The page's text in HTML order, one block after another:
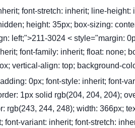
font-stretch: inherit; line-
height: 35px; box-sizing:
left;">211-3024 < style="margin:
font-family: inherit; float: none;
vertical-align: top; background-
0px; font-style: inherit; font-
1px solid rgb(204, 204, 204);
rgb(243, 244, 248); width: 366px;
font-variant: inherit; font-stretch: